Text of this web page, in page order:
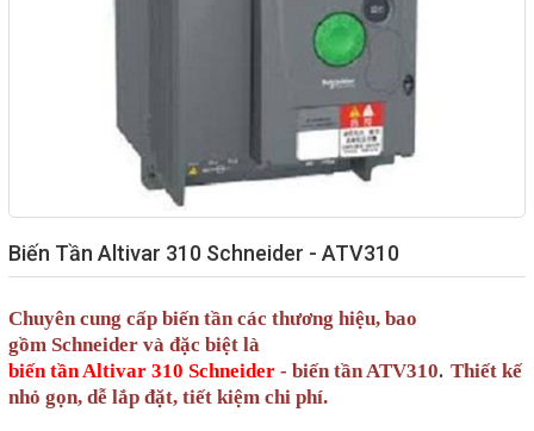
Biến Tần Altivar 310 Schneider - ATV310
Chuyên cung cấp biến tần các thương hiệu, bao
gồm Schneider và đặc biệt là
biến tần Altivar 310 Schneider - biến tần ATV310. Thiết kế
nhỏ gọn, dễ lắp đặt, tiết kiệm chi phí.
Bảng LED điện tử
Bảng điện tử năng suất
Bảng Led hiển thị nhiệt độ
độ ẩm
Máy dò kim loại
Màn hình cảm ứng HMI